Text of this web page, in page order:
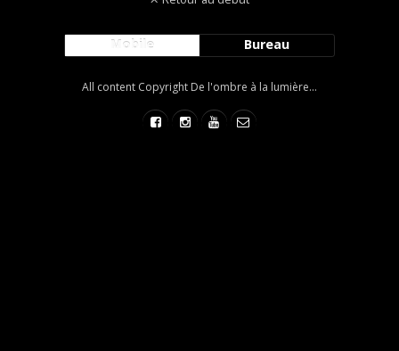
Mobile Bureau
All content Copyright De l'ombre à la lumière...